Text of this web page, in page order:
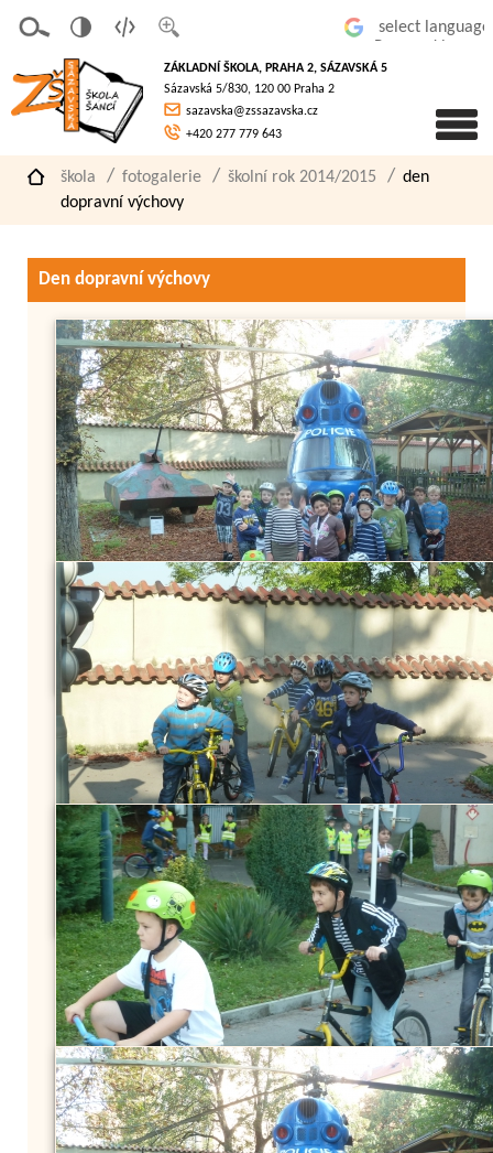
písmo
á
verze
pro
slaboz
raké
ZÁKLADNÍ ŠKOLA, PRAHA 2, SÁZAVSKÁ 5
Sázavská 5/830, 120 00 Praha 2
sazavska@zssazavska.cz
+420 277 779 643
škola fotogalerie školní rok 2014/2015
den
dopravní výchovy
Den dopravní výchovy